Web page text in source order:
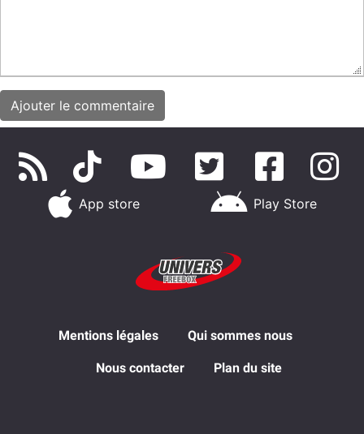
App store Play Store
Mentions légales Qui sommes nous
Nous contacter Plan du site